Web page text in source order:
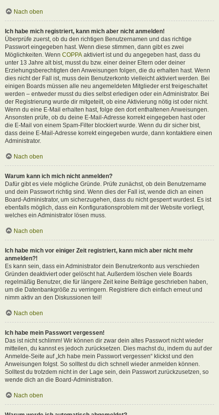
Nach oben
Ich habe mich registriert, kann mich aber nicht anmelden!
Überprüfe zuerst, ob du den richtigen Benutzernamen und das richtige
Passwort eingegeben hast. Wenn diese stimmen, dann gibt es zwei
Möglichkeiten. Wenn COPPA aktiviert ist und du angegeben hast, dass du
unter 13 Jahre alt bist, musst du bzw. einer deiner Eltern oder deiner
Erziehungsberechtigten den Anweisungen folgen, die du erhalten hast. Wenn
dies nicht der Fall ist, muss dein Benutzerkonto vielleicht aktiviert werden. Bei
einigen Boards müssen alle neu angemeldeten Mitglieder erst freigeschaltet
werden – entweder musst du dies selbst erledigen oder ein Administrator. Bei
der Registrierung wurde dir mitgeteilt, ob eine Aktivierung nötig ist oder nicht.
Wenn du eine E-Mail erhalten hast, folge den dort enthaltenen Anweisungen.
Ansonsten prüfe, ob du deine E-Mail-Adresse korrekt eingegeben hast oder
die E-Mail von einem Spam-Filter blockiert wurde. Wenn du dir sicher bist,
dass deine E-Mail-Adresse korrekt eingegeben wurde, dann kontaktiere einen
Administrator.
Nach oben
Warum kann ich mich nicht anmelden?
Dafür gibt es viele mögliche Gründe. Prüfe zunächst, ob dein Benutzername
und dein Passwort richtig sind. Wenn dies der Fall ist, wende dich an einen
Board-Administrator, um sicherzugehen, dass du nicht gesperrt wurdest. Es ist
ebenfalls möglich, dass ein Konfigurationsproblem mit der Website vorliegt,
welches ein Administrator lösen muss.
Nach oben
Ich habe mich vor einiger Zeit registriert, kann mich aber nicht mehr
anmelden?!
Es kann sein, dass ein Administrator dein Benutzerkonto aus verschieden
Gründen deaktiviert oder gelöscht hat. Außerdem löschen viele Boards
regelmäßig Benutzer, die für längere Zeit keine Beiträge geschrieben haben,
um die Datenbankgröße zu verringern. Registriere dich einfach erneut und
nimm aktiv an den Diskussionen teil!
Nach oben
Ich habe mein Passwort vergessen!
Das ist nicht schlimm! Wir können dir zwar dein altes Passwort nicht wieder
mitteilen, du kannst es jedoch zurücksetzen. Dies machst du, indem du auf der
Anmelde-Seite auf „Ich habe mein Passwort vergessen“ klickst und den
Anweisungen folgst. So solltest du dich schnell wieder anmelden können.
Solltest du trotzdem nicht in der Lage sein, dein Passwort zurückzusetzen, so
wende dich an die Board-Administration.
Nach oben